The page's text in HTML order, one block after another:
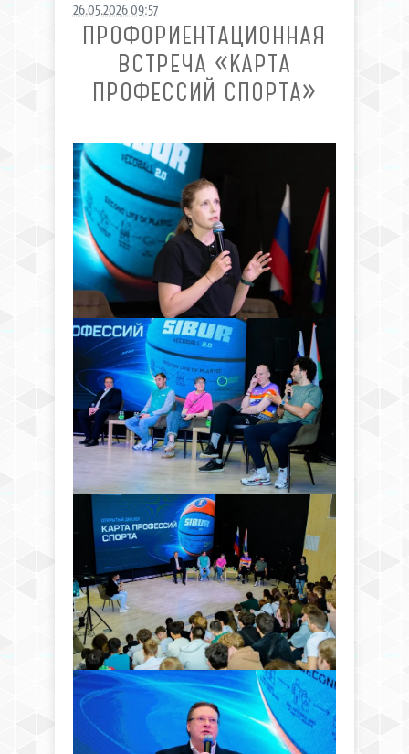
26.05.2026 09:57
ПРОФОРИЕНТАЦИОННАЯ
ВСТРЕЧА «КАРТА
ПРОФЕССИЙ СПОРТА»